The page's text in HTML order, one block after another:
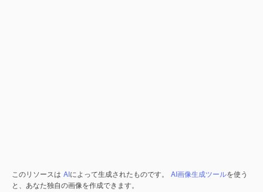
このリソースは AIによって生成されたものです。 AI画像生成ツールを使う
と、あなた独自の画像を作成できます。